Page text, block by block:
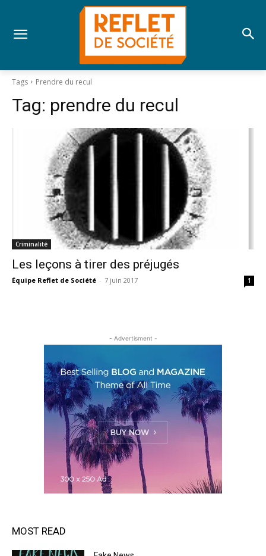
Tags Prendre du recul
Tag: prendre du recul
Criminalité
Les leçons à tirer des préjugés
Équipe Reflet de Société - 7 juin 2017 1
- Advertisment -
MOST READ